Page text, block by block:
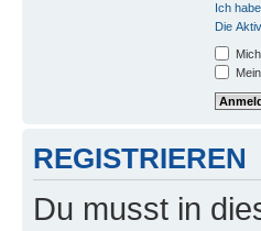
Ich
Die
REGISTRIEREN
Du musst in